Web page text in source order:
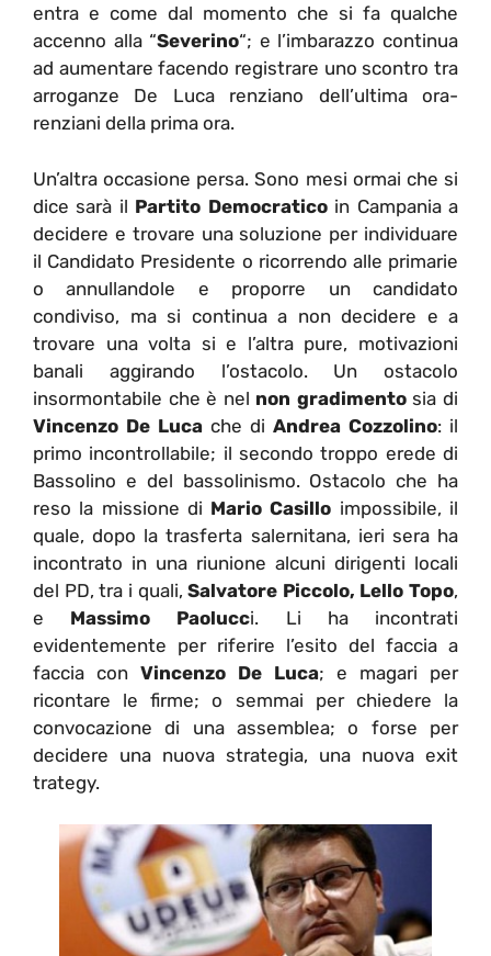
entra e come dal momento che si fa qualche
accenno alla “Severino“; e l’imbarazzo continua
ad aumentare facendo registrare uno scontro tra
arroganze De Luca renziano dell’ultima ora-
renziani della prima ora.
Un’altra occasione persa. Sono mesi ormai che si
dice sarà il Partito Democraticoin Campania a
decidere e trovare una soluzione per individuare
il Candidato Presidente o ricorrendo alle primarie
o annullandole e proporre un candidato
condiviso, ma si continua a non decidere e a
trovare una volta si e l’altra pure, motivazioni
banali aggirando l’ostacolo. Un ostacolo
insormontabile che è nel non gradimentosia di
Vincenzo De Luca che di Andrea Cozzolino: il
primo incontrollabile; il secondo troppo erede di
Bassolino e del bassolinismo. Ostacolo che ha
reso la missione di Mario Casillo impossibile, il
quale, dopo la trasferta salernitana, ieri sera ha
incontrato in una riunione alcuni dirigenti locali
del PD, tra i quali,Salvatore Piccolo, Lello Topo,
e Massimo Paolucci. Li ha incontrati
evidentemente per riferire l’esito del faccia a
faccia con Vincenzo De Luca; e magari per
ricontare le firme; o semmai per chiedere la
convocazione di una assemblea; o forse per
decidere una nuova strategia, una nuova exit
trategy.